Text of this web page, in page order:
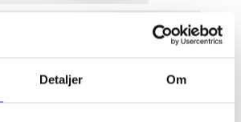
Detaljer Om
lorem ipsum dolor sit amet ...